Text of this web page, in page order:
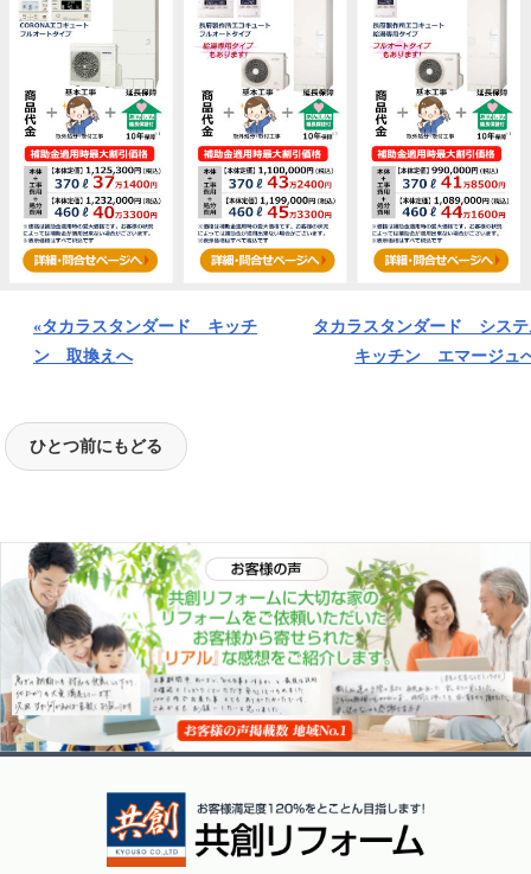
«タカラスタンダード キッチ
ン 取換えへ
タカラスタンダード システ
キッチン エマージュ